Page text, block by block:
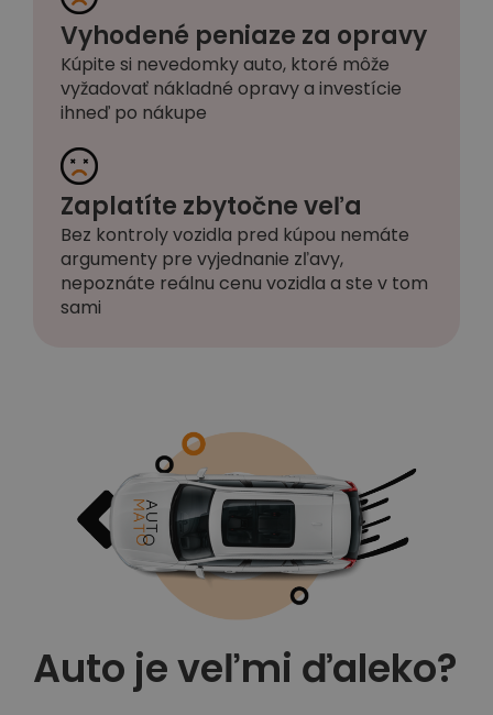
Vyhodené peniaze za opravy
Kúpite si nevedomky auto, ktoré môže
vyžadovať nákladné opravy a investície
ihneď po nákupe
Zaplatíte zbytočne veľa
Bez kontroly vozidla pred kúpou nemáte
argumenty pre vyjednanie zľavy,
nepoznáte reálnu cenu vozidla a ste v tom
sami
Auto je veľmi ďaleko?